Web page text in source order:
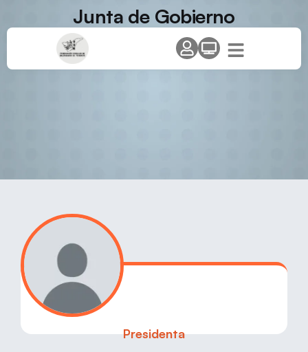
Junta de Gobierno
Presidenta